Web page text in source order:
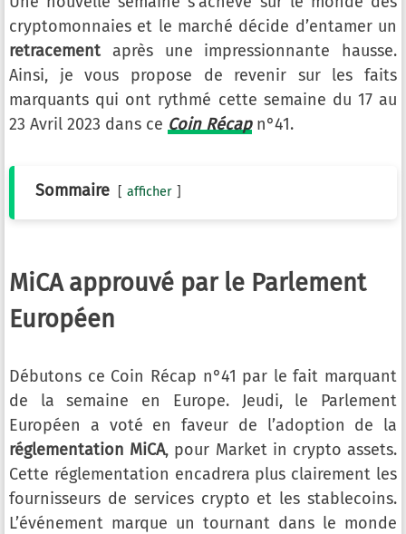
cryptomonnaies et le marché décide d’entamer un
retracement après une impressionnante hausse.
Ainsi, je vous propose de revenir sur les faits
marquants qui ont rythmé cette semaine du 17 au
23 Avril 2023 dans ce Coin Récapn°41.
Sommaire afficher
MiCA approuvé par le Parlement
Européen
Débutons ce Coin Récap n°41 par le fait marquant
de la semaine en Europe. Jeudi, le Parlement
Européen a voté en faveur de l’adoption de la
réglementation MiCA, pour Market in crypto assets.
Cette réglementation encadrera plus clairement les
fournisseurs de services crypto et les stablecoins.
L’événement marque un tournant dans le monde